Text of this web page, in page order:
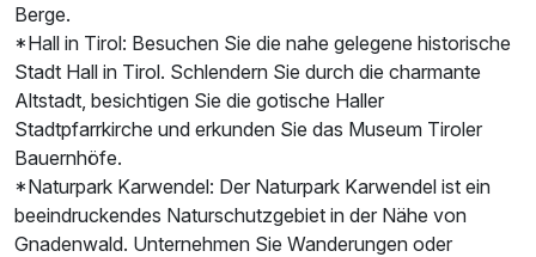
Berge.
*Hall in Tirol: Besuchen Sie die nahe gelegene historische
Stadt Hall in Tirol. Schlendern Sie durch die charmante
Altstadt, besichtigen Sie die gotische Haller
Stadtpfarrkirche und erkunden Sie das Museum Tiroler
Bauernhöfe.
*Naturpark Karwendel: Der Naturpark Karwendel ist ein
beeindruckendes Naturschutzgebiet in der Nähe von
Gnadenwald. Unternehmen Sie Wanderungen oder